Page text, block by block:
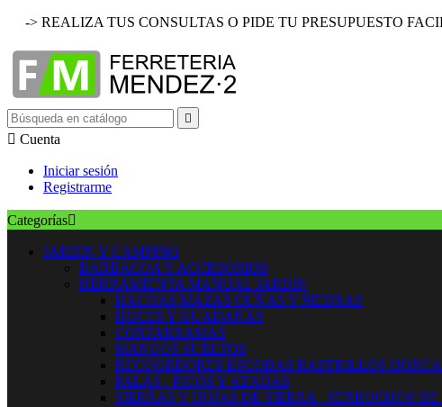
-> REALIZA TUS CONSULTAS O PIDE TU PRESUPUESTO

 Cuenta
Iniciar sesión
Registrarme
Categorías
JARDIN Y CAMPING
BARBACOA Y ACCESORIOS
HERRAMIENTA MANUAL JARDIN
HACHAS MAZAS CUÑAS Y PIEDRAS
HOCES Y GUADAÑAS
CORTARRAMAS
MANGOS SUELTOS
RECOGEDORES ESCOBAS RASTRILLOS
PALAS - PICOS Y AZADAS
SIERRAS Y HOJAS DE SIERRA - SERRUCHOS DE